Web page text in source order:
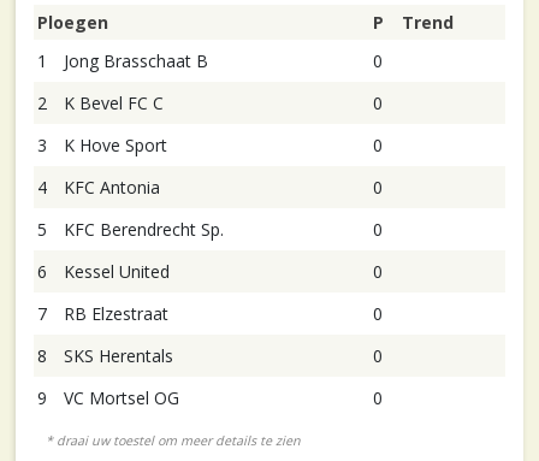
Ploegen P
Trend
1
Jong Brasschaat B
0
2
K Bevel FC C
0
3
K Hove Sport
0
4
KFC Antonia
0
5
KFC Berendrecht Sp.
0
6
Kessel United
0
7
RB Elzestraat
0
8
SKS Herentals
0
9
VC Mortsel OG 0